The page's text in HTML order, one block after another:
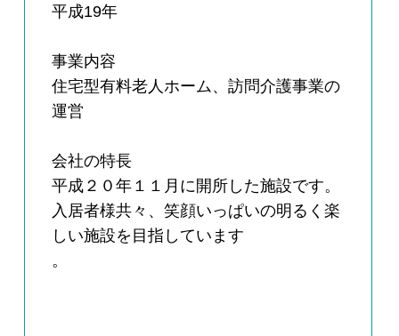
平成19年
事業内容
住宅型有料老人ホーム、訪問介護事業の
運営
会社の特長
平成２０年１１月に開所した施設です。
入居者様共々、笑顔いっぱいの明るく楽
しい施設を目指しています
。